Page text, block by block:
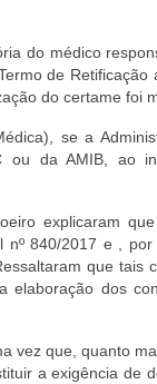
do médico
de Retificação
do certame foi
se a
ou da AMIB, ao
explicaram
840/2017 e , por
que tais
elaboração dos
vez que, quanto
a exigência de